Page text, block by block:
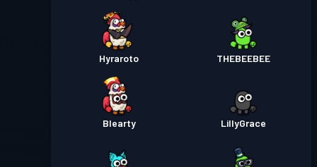
Hyraroto THEBEEBEE
Blearty LillyGrace